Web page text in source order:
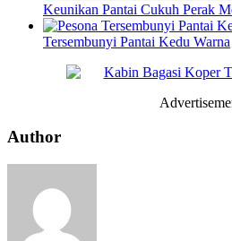
Keunikan Pantai Cukuh Perak
Tersembunyi Pantai Kedu Warna
Author